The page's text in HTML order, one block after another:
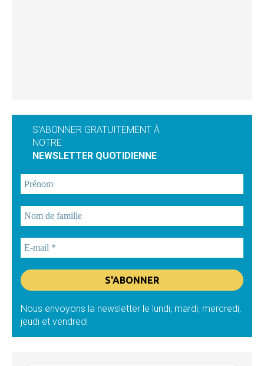
S'ABONNER GRATUITEMENT À
NOTRE
NEWSLETTER QUOTIDIENNE
Nous envoyons la newsletter le lundi, mardi, mercredi,
jeudi et vendredi